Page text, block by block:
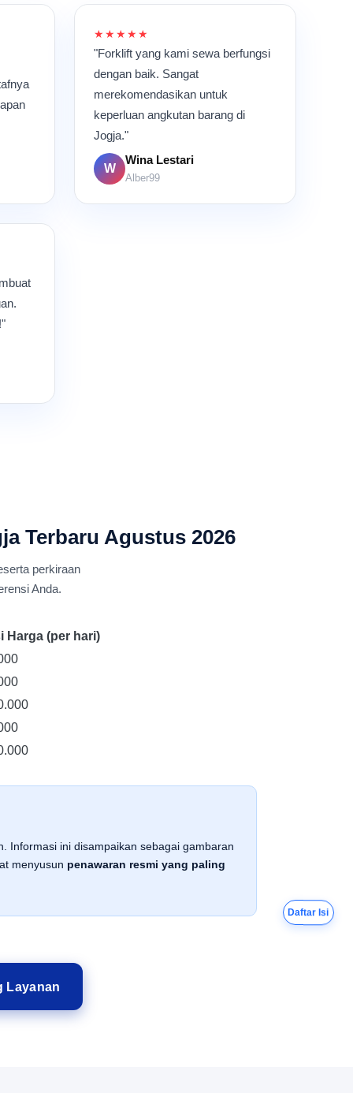
★★★★★
"Forklift yang kami sewa berfungsi
dengan baik. Sangat
merekomendasikan untuk
keperluan angkutan barang di
Jogja."
W
Wina Lestari
Alber99
Terbaru Agustus 2026
perkiraan
Anda.
Harga (per hari)
Informasi ini disampaikan sebagai gambaran
menyusun penawaran resmi yang paling
Layanan
Daftar Isi